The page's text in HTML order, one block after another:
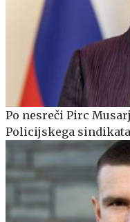
Po nesreči Pirc
Policijskega sindikata